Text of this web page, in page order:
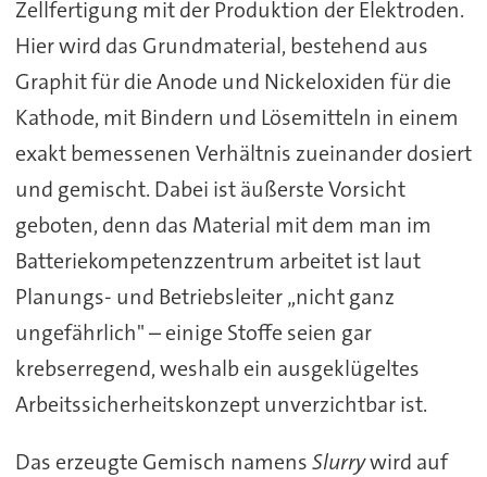
Zellfertigung mit der Produktion der Elektroden.
Hier wird das Grundmaterial, bestehend aus
Graphit für die Anode und Nickeloxiden für die
Kathode, mit Bindern und Lösemitteln in einem
exakt bemessenen Verhältnis zueinander dosiert
und gemischt. Dabei ist äußerste Vorsicht
geboten, denn das Material mit dem man im
Batteriekompetenzzentrum arbeitet ist laut
Planungs- und Betriebsleiter „nicht ganz
ungefährlich" – einige Stoffe seien gar
krebserregend, weshalb ein ausgeklügeltes
Arbeitssicherheitskonzept unverzichtbar ist.
Das erzeugte Gemisch namensSlurrywird auf